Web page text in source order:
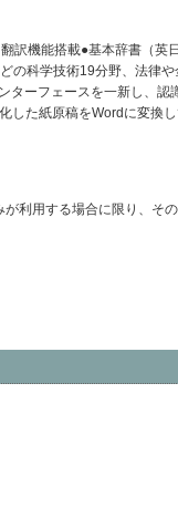
訳機能搭載●基本辞書（英
の科学技術19分野、法律や
ターフェースを一新し、認
した紙原稿をWordに変換
利用する場合に限り、そ